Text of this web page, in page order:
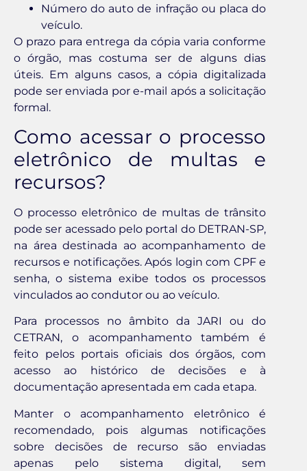
Número do auto de infração ou placa do
veículo.
O prazo para entrega da cópia varia conforme
o órgão, mas costuma ser de alguns dias
úteis. Em alguns casos, a cópia digitalizada
pode ser enviada por e-mail após a solicitação
formal.
Como acessar o processo
eletrônico de multas e
recursos?
O processo eletrônico de multas de trânsito
pode ser acessado pelo portal do DETRAN-SP,
na área destinada ao acompanhamento de
recursos e notificações. Após login com CPF e
senha, o sistema exibe todos os processos
vinculados ao condutor ou ao veículo.
Para processos no âmbito da JARI ou do
CETRAN, o acompanhamento também é
feito pelos portais oficiais dos órgãos, com
acesso ao histórico de decisões e à
documentação apresentada em cada etapa.
Manter o acompanhamento eletrônico é
recomendado, pois algumas notificações
sobre decisões de recurso são enviadas
apenas pelo sistema digital, sem